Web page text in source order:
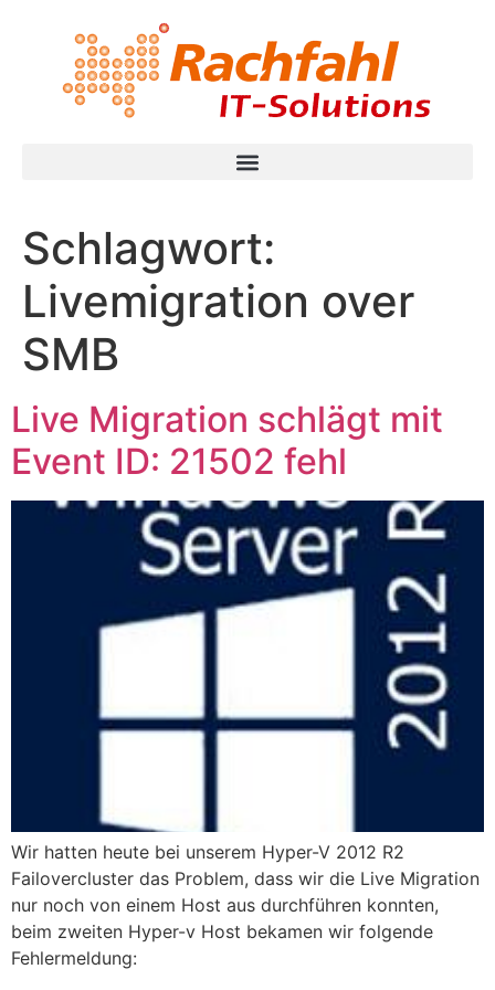
Schlagwort:
Livemigration over
SMB
Live Migration schlägt mit
Event ID: 21502 fehl
Wir hatten heute bei unserem Hyper-V 2012 R2
Failovercluster das Problem, dass wir die Live Migration
nur noch von einem Host aus durchführen konnten,
beim zweiten Hyper-v Host bekamen wir folgende
Fehlermeldung: